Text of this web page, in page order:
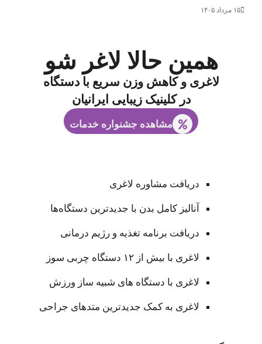
۱۵ مرداد ۱۴۰۵
همین حالا لاغر شو
لاغری و کاهش وزن سریع با دستگاه
در کلینیک زیبایی ایرانیان
مشاهده جشنواره خدمات
دریافت مشاوره لاغری
آنالیز کامل بدن با جدیدترین دستگاه‌ها
دریافت برنامه تغذیه و رژیم درمانی
لاغری با بیش از ۱۲ دستگاه چربی سوز
لاغری با دستگاه های شبیه ساز ورزش
لاغری به کمک جدیدترین متدهای جراحی